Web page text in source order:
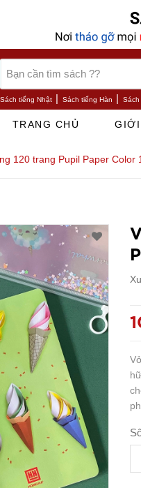
Sách tiếng Nhật | Sách tiếng Hàn | Sách
TRANG CHỦ
120 trang Pupil Paper Color